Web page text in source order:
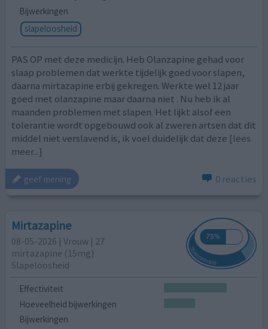
Bijwerkingen
slapeloosheid
PAS OP met deze medicijn. Heb Olanzapine gehad voor
slaap problemen dat werkte tijdelijk goed voor slapen,
daarna mirtazapine erbij gekregen. Werkte wel 12 jaar
goed met olanzapine maar daarna niet . Nu heb ik al
maanden problemen met slapen. Het lijkt alsof een
tolerantie wordt opgebouwd ook al zweren artsen dat dit
middel niet verslavend is, ik voel duidelijk dat deze [lees
meer...]
geef mening 0 reacties
Mirtazapine
08-05-2026 | Vrouw | 27
mirtazapine (15mg)
Slapeloosheid
Effectiviteit
Hoeveelheid bijwerkingen
Bijwerkingen